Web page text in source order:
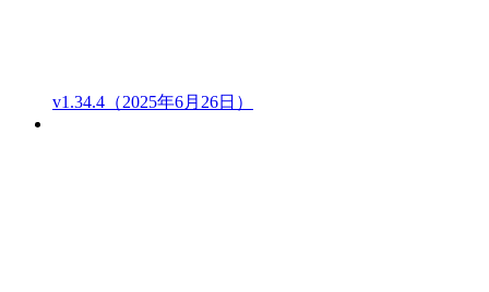
v1.34.4（2025年6月26日）